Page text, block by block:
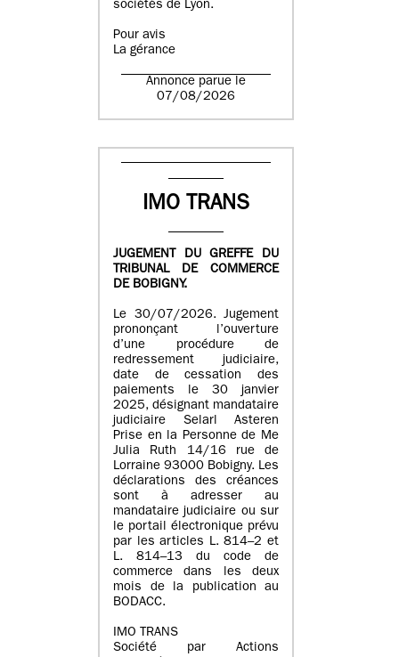
sociétés de Lyon.
Pour avis
La gérance
Annonce parue le
07/08/2026
IMO TRANS
JUGEMENT DU GREFFE DU
TRIBUNAL DE COMMERCE
DE BOBIGNY.
Le 30/07/2026. Jugement
prononçant l’ouverture
d’une procédure de
redressement judiciaire,
date de cessation des
paiements le 30 janvier
2025, désignant mandataire
judiciaire Selarl Asteren
Prise en la Personne de Me
Julia Ruth 14/16 rue de
Lorraine 93000 Bobigny. Les
déclarations des créances
sont à adresser au
mandataire judiciaire ou sur
le portail électronique prévu
par les articles L. 814–2 et
L. 814–13 du code de
commerce dans les deux
mois de la publication au
BODACC.
IMO TRANS
Société par Actions